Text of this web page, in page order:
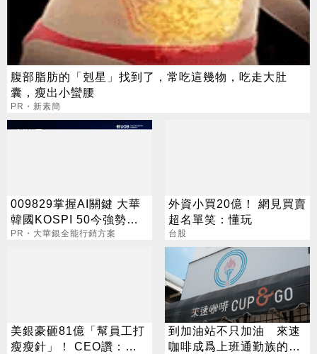
腹部脂肪的「剋星」找到了，常吃這幾物，吃走大肚
囊，瘦出小蠻腰
PR・新素簡
009829掌握AI關鍵 大華
韓國KOSPI 50今強勢開
募
PR・大華銀全能行銷方案
外資小買20億！ 網見買賣
超名單笑：懂玩
台股
美銀豪砸81億「幫員工打
瘦瘦針」！ CEO讚：一
到加油站不只加油 來速
咖啡成爲上班通勤族的新